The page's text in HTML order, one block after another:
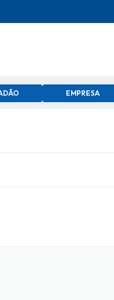
EMPRESA